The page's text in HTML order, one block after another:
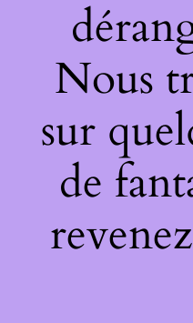
Nous
sur
de